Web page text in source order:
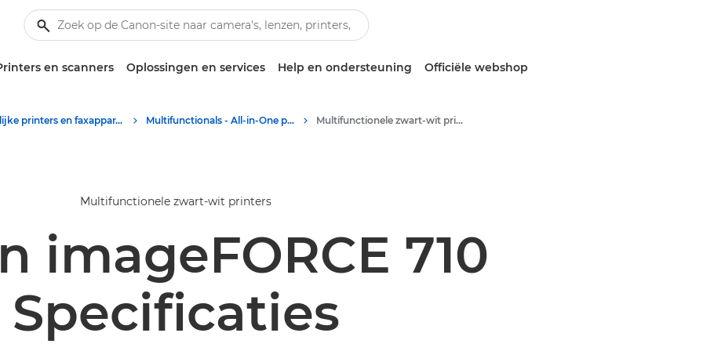
en scanners Oplossingen en services Help en ondersteuning Officiële webshop
Zakelijke printers en faxapparaten Multifunctionals - All-in-One printers Multifunctionele zwart-wit printers
Multifunctionele zwart-wit printers
imageFORCE 710
Specificaties